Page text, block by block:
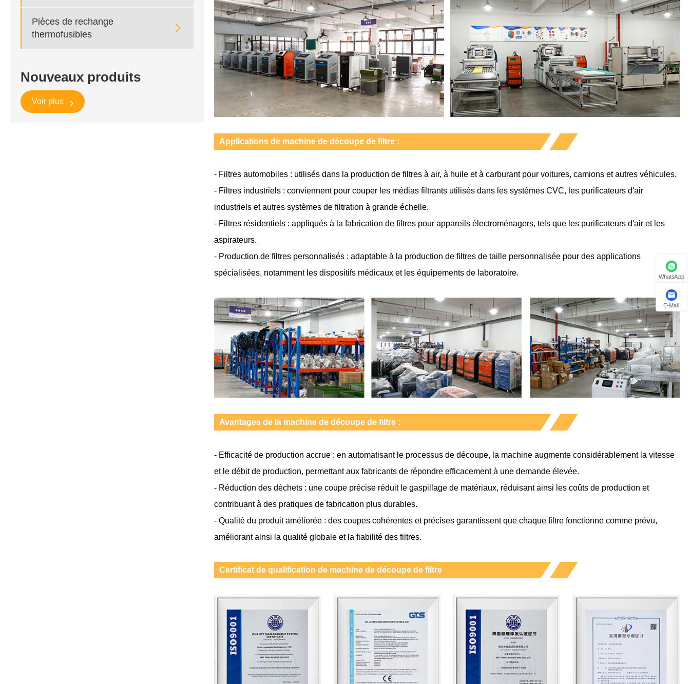
Pièces de rechange
thermofusibles

Nouveaux produits
Voir plus
Applications de machine de découpe de filtre :
- Filtres automobiles : utilisés dans la production de filtres à air, à huile et à carburant pour voitures, camions et autres véhicules.
- Filtres industriels : conviennent pour couper les médias filtrants utilisés dans les systèmes CVC, les purificateurs d'air
industriels et autres systèmes de filtration à grande échelle.
- Filtres résidentiels : appliqués à la fabrication de filtres pour appareils électroménagers, tels que les purificateurs d'air et les
aspirateurs.
- Production de filtres personnalisés : adaptable à la production de filtres de taille personnalisée pour des applications
spécialisées, notamment les dispositifs médicaux et les équipements de laboratoire.
Avantages de la machine de découpe de filtre :
- Efficacité de production accrue : en automatisant le processus de découpe, la machine augmente considérablement la vitesse
et le débit de production, permettant aux fabricants de répondre efficacement à une demande élevée.
- Réduction des déchets : une coupe précise réduit le gaspillage de matériaux, réduisant ainsi les coûts de production et
contribuant à des pratiques de fabrication plus durables.
- Qualité du produit améliorée : des coupes cohérentes et précises garantissent que chaque filtre fonctionne comme prévu,
améliorant ainsi la qualité globale et la fiabilité des filtres.
Certificat de qualification de machine de découpe de filtre
WhatsApp
E-Mail